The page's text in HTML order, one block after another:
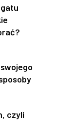
czyli